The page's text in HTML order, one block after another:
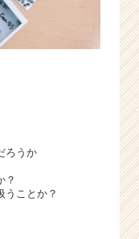
ろうか
？
うことか？